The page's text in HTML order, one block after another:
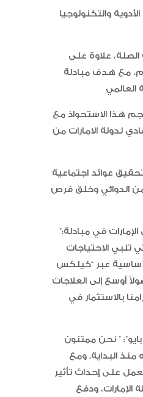
والتكنولوجيا
علاوة على
مع هدف مبادلة
هذا الاستحواذ مع
لدولة الامارات من
عوائد اجتماعية
الدوائي وخلق فرص
في مبادلة:”
تلبي الاحتياجات
عبر “كيلكس
أوسع إلى العلاجات
بالاستثمار في
” نحن ممتنون
منذ البداية. ومع
على إحداث تأثير
ودفع
الأدوية المبتكرة لتعزيز صحة المجتمع
الخيل العربية بزيادة بطولاتها المصنفة
ضمن الفئة “A”